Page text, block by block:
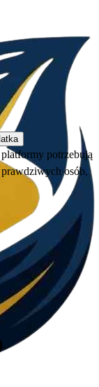
potrzebują
prawdziwych osób,